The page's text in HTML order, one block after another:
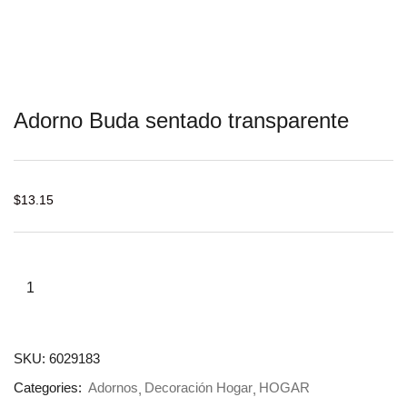
Adorno Buda sentado transparente
$13.15
SKU: 6029183
Categories: Adornos Decoración Hogar HOGAR